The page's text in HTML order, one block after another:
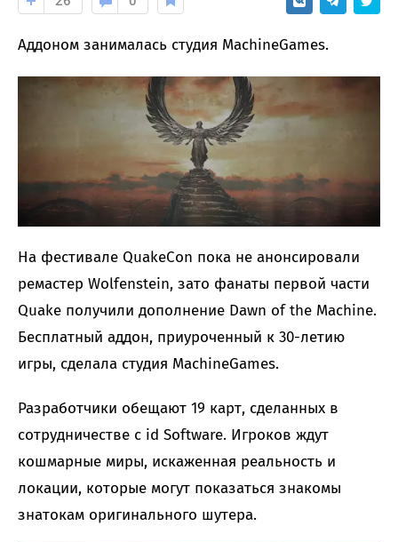
Аддоном занималась студия MachineGames.
На фестивале QuakeCon пока не анонсировали
ремастер Wolfenstein, зато фанаты первой части
Quake получили дополнение Dawn of the Machine.
Бесплатный аддон, приуроченный к 30-летию
игры, сделала студия MachineGames.
Разработчики обещают 19 карт, сделанных в
сотрудничестве с id Software. Игроков ждут
кошмарные миры, искаженная реальность и
локации, которые могут показаться знакомы
знатокам оригинального шутера.